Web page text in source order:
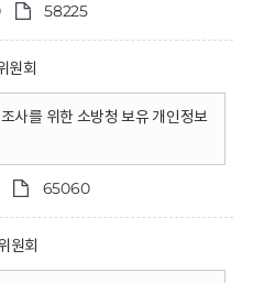
58225
원회
사를 위한 소방청 보유 개인정보
65060
원회